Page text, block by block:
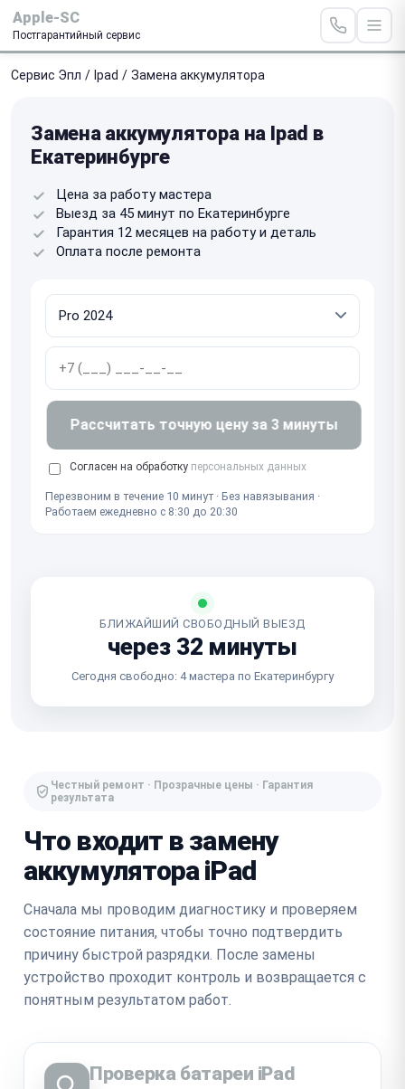
Apple-SC
Постгарантийный сервис
Сервис Эпл / Ipad / Замена аккумулятора
Замена аккумулятора на Ipad в
Екатеринбурге
Цена за работу мастера
Выезд за 45 минут по Екатеринбурге
Гарантия 12 месяцев на работу и деталь
Оплата после ремонта
Рассчитать точную цену за 3 минуты
Согласен на обработку персональных данных
Перезвоним в течение 10 минут · Без навязывания ·
Работаем ежедневно с 8:30 до 20:30
БЛИЖАЙШИЙ СВОБОДНЫЙ ВЫЕЗД
через 32 минуты
Сегодня свободно: 4 мастера по Екатеринбургу
Честный ремонт · Прозрачные цены · Гарантия
результата
Что входит в замену
аккумулятора iPad
Сначала мы проводим диагностику и проверяем
состояние питания, чтобы точно подтвердить
причину быстрой разрядки. После замены
устройство проходит контроль и возвращается с
понятным результатом работ.
Проверка батареи iPad